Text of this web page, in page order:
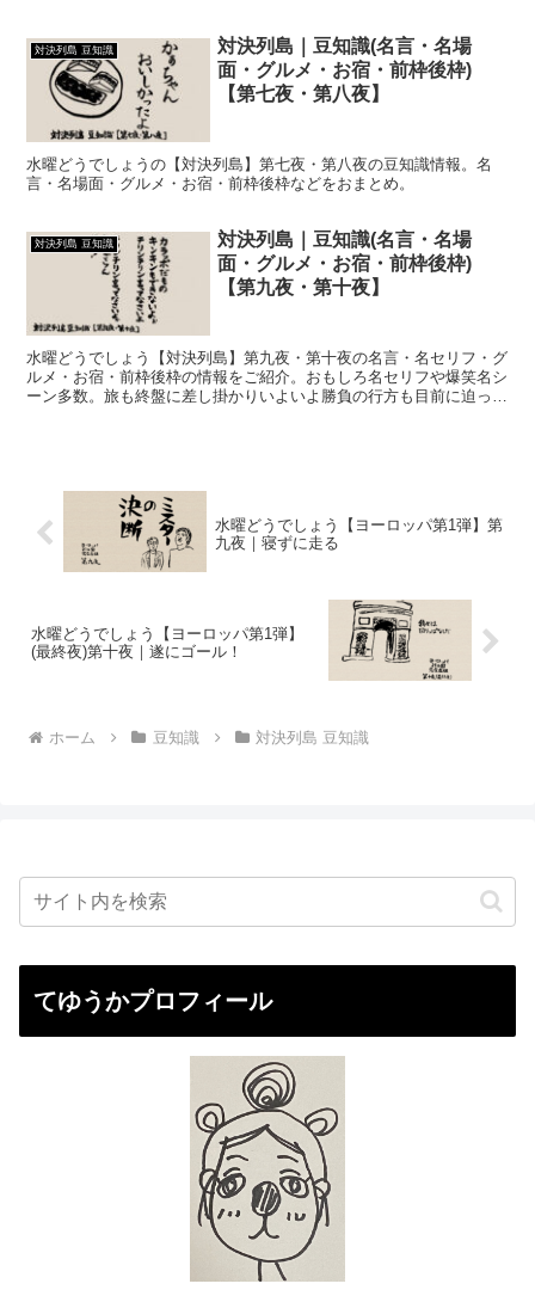
対決列島 豆知識
対決列島｜豆知識(名言・名場
面・グルメ・お宿・前枠後枠)
【第七夜・第八夜】
水曜どうでしょうの【対決列島】第七夜・第八夜の豆知識情報。名
言・名場面・グルメ・お宿・前枠後枠などをおまとめ。
対決列島 豆知識
対決列島｜豆知識(名言・名場
面・グルメ・お宿・前枠後枠)
【第九夜・第十夜】
水曜どうでしょう【対決列島】第九夜・第十夜の名言・名セリフ・グ
ルメ・お宿・前枠後枠の情報をご紹介。おもしろ名セリフや爆笑名シ
ーン多数。旅も終盤に差し掛かりいよいよ勝負の行方も目前に迫った
水曜どうでしょう【ヨーロッパ第1弾】第
九夜｜寝ずに走る
水曜どうでしょう【ヨーロッパ第1弾】
(最終夜)第十夜｜遂にゴール！
ホーム 豆知識 対決列島 豆知識
てゆうかプロフィール